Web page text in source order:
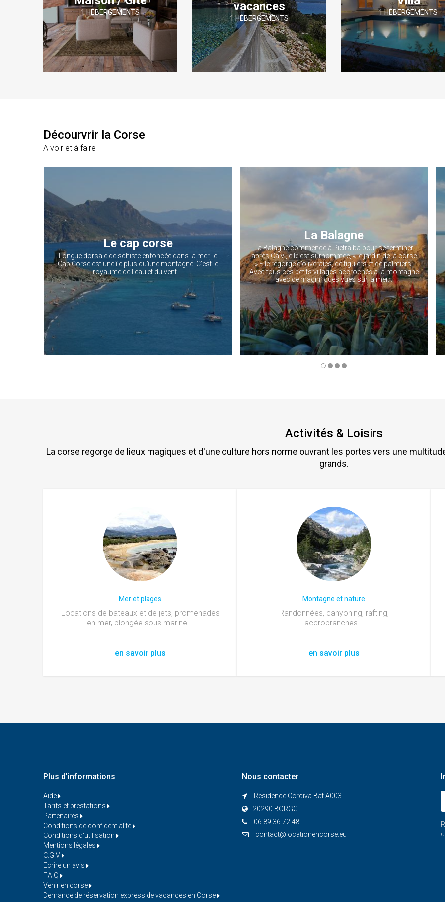
1 HÉBERGEMENTS
vacances
1 HÉBERGEMENTS
1 HÉBERGEMENTS
Décourvrir la Corse
A voir et à faire
Le cap corse
Longue dorsale de schiste enfoncée dans la mer, le
Cap Corse est une île plus qu'une montagne. C'est le
royaume de l'eau et du vent ...
La Balagne
La Balagne commence à Pietralba pour se terminer
après Calvi, elle est surnommée, « le jardin de la corse
» Elle regorge d’oliveraies, de figuiers et de palmiers.
Avec tous ces petits villages accrochés à la montagne
avec de magnifiques vues sur la mer...
Activités & Loisirs
La corse regorge de lieux magiques et d'une culture hors norme ouvrant les portes vers une
grands.
Mer et plages
Locations de bateaux et de jets, promenades
en mer, plongée sous marine...
en savoir plus
Montagne et nature
Randonnées, canyoning, rafting,
accrobranches...
en savoir plus
Plus d'informations
Aide
Tarifs et prestations
Partenaires
Conditions de confidentialité
Conditions d'utilisation
Mentions légales
C.G.V
Ecrire un avis
F.A.Q
Venir en corse
Demande de réservation express de vacances en Corse
Nous contacter
Residence Corciva Bat A003
20290 BORGO
06 89 36 72 48
contact@locationencorse.eu